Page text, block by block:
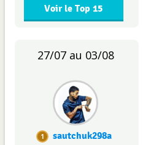
Voir le Top 15
27/07 au 03/08
1
sautchuk298a